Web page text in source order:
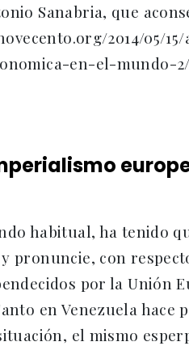
Sanabria, que
2014/05/
en-el-mundo-
habitual, ha tenido
pronuncie, con
por la Unión
en Venezuela hace
el mismo